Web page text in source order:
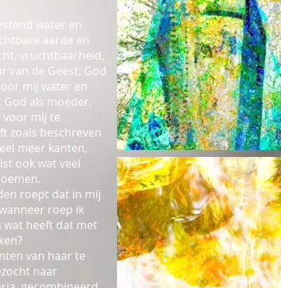
water en
aarde en
vruchtbaarheid,
van de Geest, God
mij water en
als moeder.
voor mij te
zoals beschreven
meer kanten,
ook wat veel
roept dat in mij
roep ik
wat heeft dat met
van haar te
naar